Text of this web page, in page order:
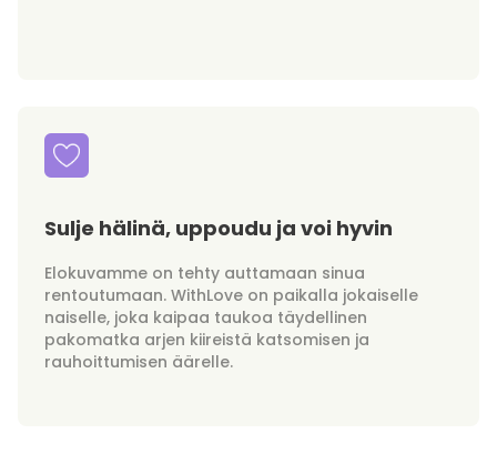
Sulje hälinä, uppoudu ja voi hyvin
Elokuvamme on tehty auttamaan sinua
rentoutumaan. WithLove on paikalla jokaiselle
naiselle, joka kaipaa taukoa täydellinen
pakomatka arjen kiireistä katsomisen ja
rauhoittumisen äärelle.